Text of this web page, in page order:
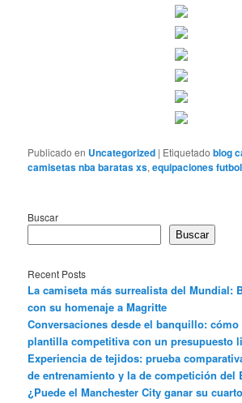
Publicado en Uncategorized | Etiquetado blog
camisetas nba baratas xs,equipaciones
Buscar
Buscar
Recent Posts
La camiseta más surrealista del Mundial:
con su homenaje a Magritte
Conversaciones desde el banquillo:
plantilla competitiva con un presupuesto
Experiencia de tejidos: prueba
de entrenamiento y la de competición del
¿Puede el Manchester City ganar su